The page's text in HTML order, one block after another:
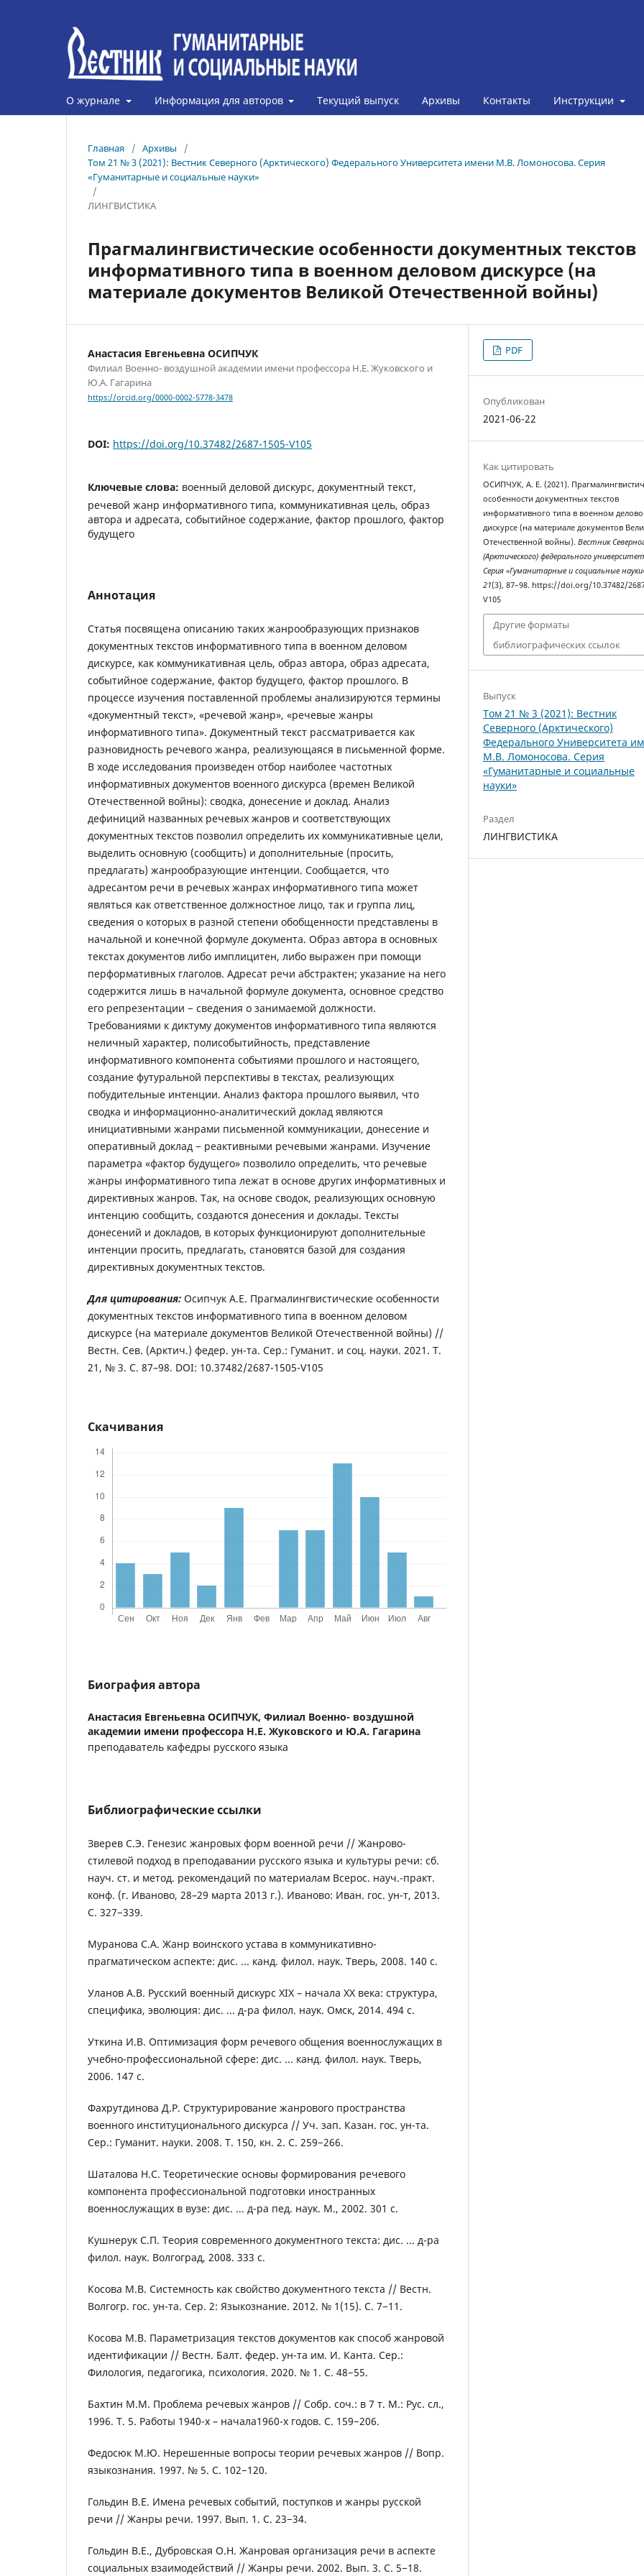
О журнале Информация для авторов Текущий выпуск Архивы Контакты Инструкции
Главная / Архивы
/
Том 21 № 3 (2021): Вестник Северного (Арктического) Федерального Университета имени М.В. Ломоносова. Серия
«Гуманитарные и социальные науки»
/
ЛИНГВИСТИКА
Прагмалингвистические особенности документных текстов
информативного типа в военном деловом дискурсе (на
материале документов Великой Отечественной войны)
Анастасия Евгеньевна ОСИПЧУК
Филиал Военно- воздушной академии имени профессора Н.Е. Жуковского и
Ю.А. Гагарина
https://orcid.org/0000-0002-5778-3478
DOI: https://doi.org/10.37482/2687-1505-V105
Ключевые слова: военный деловой дискурс, документный текст,
речевой жанр информативного типа, коммуникативная цель, образ
автора и адресата, событийное содержание, фактор прошлого, фактор
будущего
Аннотация
Статья посвящена описанию таких жанрообразующих признаков
документных текстов информативного типа в военном деловом
дискурсе, как коммуникативная цель, образ автора, образ адресата,
событийное содержание, фактор будущего, фактор прошлого. В
процессе изучения поставленной проблемы анализируются термины
«документный текст», «речевой жанр», «речевые жанры
информативного типа». Документный текст рассматривается как
разновидность речевого жанра, реализующаяся в письменной форме.
В ходе исследования произведен отбор наиболее частотных
информативных документов военного дискурса (времен Великой
Отечественной войны): сводка, донесение и доклад. Анализ
дефиниций названных речевых жанров и соответствующих
документных текстов позволил определить их коммуникативные цели,
выделить основную (сообщить) и дополнительные (просить,
предлагать) жанрообразующие интенции. Сообщается, что
адресантом речи в речевых жанрах информативного типа может
являться как ответственное должностное лицо, так и группа лиц,
сведения о которых в разной степени обобщенности представлены в
начальной и конечной формуле документа. Образ автора в основных
текстах документов либо имплицитен, либо выражен при помощи
перформативных глаголов. Адресат речи абстрактен; указание на него
содержится лишь в начальной формуле документа, основное средство
его репрезентации − сведения о занимаемой должности.
Требованиями к диктуму документов информативного типа являются
неличный характер, полисобытийность, представление
информативного компонента событиями прошлого и настоящего,
создание футуральной перспективы в текстах, реализующих
побудительные интенции. Анализ фактора прошлого выявил, что
сводка и информационно-аналитический доклад являются
инициативными жанрами письменной коммуникации, донесение и
оперативный доклад − реактивными речевыми жанрами. Изучение
параметра «фактор будущего» позволило определить, что речевые
жанры информативного типа лежат в основе других информативных и
директивных жанров. Так, на основе сводок, реализующих основную
интенцию сообщить, создаются донесения и доклады. Тексты
донесений и докладов, в которых функционируют дополнительные
интенции просить, предлагать, становятся базой для создания
директивных документных текстов.
Для цитирования: Осипчук А.Е. Прагмалингвистические особенности
документных текстов информативного типа в военном деловом
дискурсе (на материале документов Великой Отечественной войны) //
Вестн. Сев. (Арктич.) федер. ун-та. Сер.: Гуманит. и соц. науки. 2021. Т.
21, № 3. С. 87–98. DOI: 10.37482/2687-1505-V105
Скачивания
Биография автора
Анастасия Евгеньевна ОСИПЧУК, Филиал Военно- воздушной
академии имени профессора Н.Е. Жуковского и Ю.А. Гагарина
преподаватель кафедры русского языка
Библиографические ссылки
Зверев С.Э. Генезис жанровых форм военной речи // Жанрово-
стилевой подход в преподавании русского языка и культуры речи: сб.
науч. ст. и метод. рекомендаций по материалам Всерос. науч.-практ.
конф. (г. Иваново, 28–29 марта 2013 г.). Иваново: Иван. гос. ун-т, 2013.
С. 327−339.
Муранова С.А. Жанр воинского устава в коммуникативно-
прагматическом аспекте: дис. ... канд. филол. наук. Тверь, 2008. 140 с.
Уланов А.В. Русский военный дискурс XIX – начала XX века: структура,
специфика, эволюция: дис. ... д-ра филол. наук. Омск, 2014. 494 с.
Уткина И.В. Оптимизация форм речевого общения военнослужащих в
учебно-профессиональной сфере: дис. ... канд. филол. наук. Тверь,
2006. 147 с.
Фахрутдинова Д.Р. Структурирование жанрового пространства
военного институционального дискурса // Уч. зап. Казан. гос. ун-та.
Сер.: Гуманит. науки. 2008. Т. 150, кн. 2. С. 259−266.
Шаталова Н.С. Теоретические основы формирования речевого
компонента профессиональной подготовки иностранных
военнослужащих в вузе: дис. ... д-ра пед. наук. М., 2002. 301 с.
Кушнерук С.П. Теория современного документного текста: дис. ... д-ра
филол. наук. Волгоград, 2008. 333 с.
Косова М.В. Системность как свойство документного текста // Вестн.
Волгогр. гос. ун-та. Сер. 2: Языкознание. 2012. № 1(15). С. 7−11.
Косова М.В. Параметризация текстов документов как способ жанровой
идентификации // Вестн. Балт. федер. ун-та им. И. Канта. Сер.:
Филология, педагогика, психология. 2020. № 1. С. 48−55.
Бахтин М.М. Проблема речевых жанров // Собр. соч.: в 7 т. М.: Рус. сл.,
1996. Т. 5. Работы 1940-х – начала1960-х годов. С. 159−206.
Федосюк М.Ю. Нерешенные вопросы теории речевых жанров // Вопр.
языкознания. 1997. № 5. С. 102−120.
Гольдин В.Е. Имена речевых событий, поступков и жанры русской
речи // Жанры речи. 1997. Вып. 1. С. 23−34.
Гольдин В.Е., Дубровская О.Н. Жанровая организация речи в аспекте
социальных взаимодействий // Жанры речи. 2002. Вып. 3. С. 5−18.
PDF
Опубликован
2021-06-22
Как цитировать
ОСИПЧУК, А. Е. (2021).
особенности документных текстов
информативного типа в военном
дискурсе (на материале документов
Отечественной войны).Вестник
(Арктического) федерального
Серия «Гуманитарные и социальные
21(3), 87–98. https://doi.org/10.37482/
V105
Другие форматы
библиографических ссылок
Выпуск
Том 21 № 3 (2021): Вестник
Северного (Арктического)
Федерального Университета
М.В. Ломоносова. Серия
«Гуманитарные и социальные
науки»
Раздел
ЛИНГВИСТИКА